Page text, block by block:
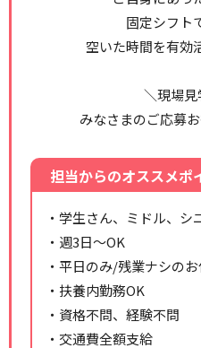
固定シフト
空いた時間を有効
＼現場
みなさまのご応募
担当からのオススメポ
・学生さん、ミドル、シ
・週3日～OK
・平日のみ/残業ナシの
・扶養内勤務OK
・資格不問、経験不問
・交通費全額支給